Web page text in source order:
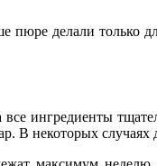
делали только
ингредиенты
В некоторых случаях